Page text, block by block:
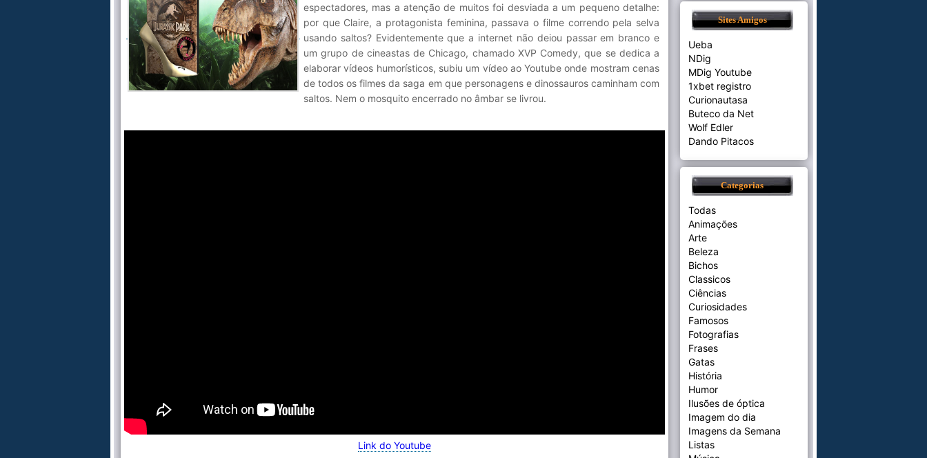
espectadores, mas a atenção de muitos foi desviada a um pequeno detalhe:
por que Claire, a protagonista feminina, passava o filme correndo pela selva
usando saltos? Evidentemente que a internet não deiou passar em branco e
um grupo de cineastas de Chicago, chamado XVP Comedy, que se dedica a
elaborar vídeos humorísticos, subiu um vídeo ao Youtube onde mostram cenas
de todos os filmes da saga em que personagens e dinossauros caminham com
saltos. Nem o mosquito encerrado no âmbar se livrou.
Link do Youtube
Sites Amigos
Ueba
NDig
MDig Youtube
1xbet registro
Curionautasa
Buteco da Net
Wolf Edler
Dando Pitacos
Categorias
Todas
Animações
Arte
Beleza
Bichos
Classicos
Ciências
Curiosidades
Famosos
Fotografias
Frases
Gatas
História
Humor
Ilusões de óptica
Imagem do dia
Imagens da Semana
Listas